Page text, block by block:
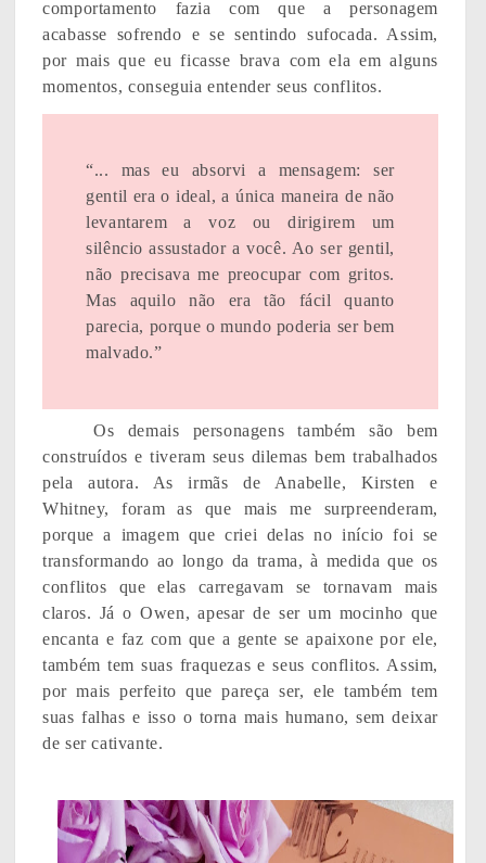
comportamento fazia com que a personagem
acabasse sofrendo e se sentindo sufocada. Assim,
por mais que eu ficasse brava com ela em alguns
momentos, conseguia entender seus conflitos.
“... mas eu absorvi a mensagem: ser
gentil era o ideal, a única maneira de não
levantarem a voz ou dirigirem um
silêncio assustador a você. Ao ser gentil,
não precisava me preocupar com gritos.
Mas aquilo não era tão fácil quanto
parecia, porque o mundo poderia ser bem
malvado.”
Os demais personagens também são bem
construídos e tiveram seus dilemas bem trabalhados
pela autora. As irmãs de Anabelle, Kirsten e
Whitney, foram as que mais me surpreenderam,
porque a imagem que criei delas no início foi se
transformando ao longo da trama, à medida que os
conflitos que elas carregavam se tornavam mais
claros. Já o Owen, apesar de ser um mocinho que
encanta e faz com que a gente se apaixone por ele,
também tem suas fraquezas e seus conflitos. Assim,
por mais perfeito que pareça ser, ele também tem
suas falhas e isso o torna mais humano, sem deixar
de ser cativante.